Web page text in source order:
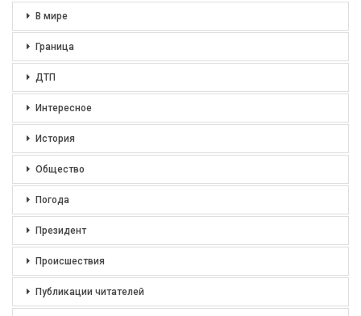
В мире
Граница
ДТП
Интересное
История
Общество
Погода
Президент
Происшествия
Публикации читателей